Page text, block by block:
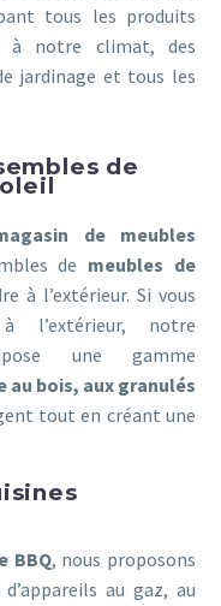
tous les produits
à notre climat, des
jardinage et tous les
de
de meubles
de meubles de
à l’extérieur. Si vous
l’extérieur, notre
une gamme
au bois, aux granulés
tout en créant une
BBQ, nous proposons
au gaz, au